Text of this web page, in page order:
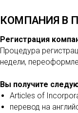
КОМПАНИЯ В
Регистрация
Процедура
недели,
Вы получите
Articles of
перевод на